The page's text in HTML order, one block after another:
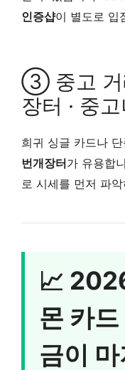
인증샵이 별도로 입
③ 중고 거
장터 · 중
희귀 싱글 카드나
번개장터가 유용합
로 시세를 먼저 파
📈
몬 카
금이